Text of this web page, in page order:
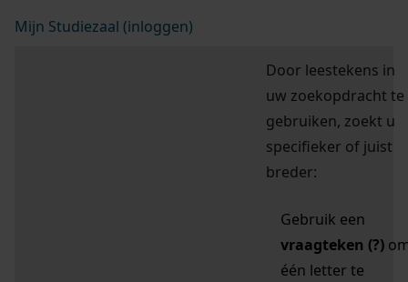
Mijn Studiezaal (inloggen)
Door leestekens in
uw zoekopdracht te
gebruiken, zoekt u
specifieker of juist
breder:
Gebruik een
vraagteken (?)
één letter te